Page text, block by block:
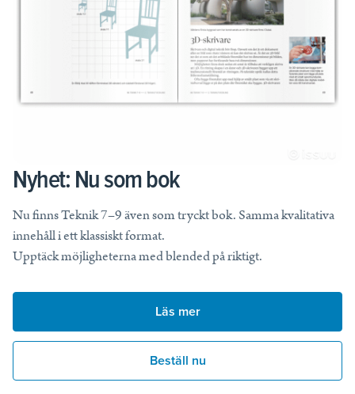
Nyhet: Nu som bok
Nu finns Teknik 7–9 även som tryckt bok. Samma kvalitativa
innehåll i ett klassiskt format.
Upptäck möjligheterna med blended på riktigt.
Läs mer
Beställ nu